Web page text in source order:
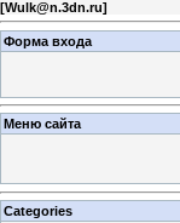
[Wulk@n.3dn.ru]
Форма входа
Меню сайта
Categories